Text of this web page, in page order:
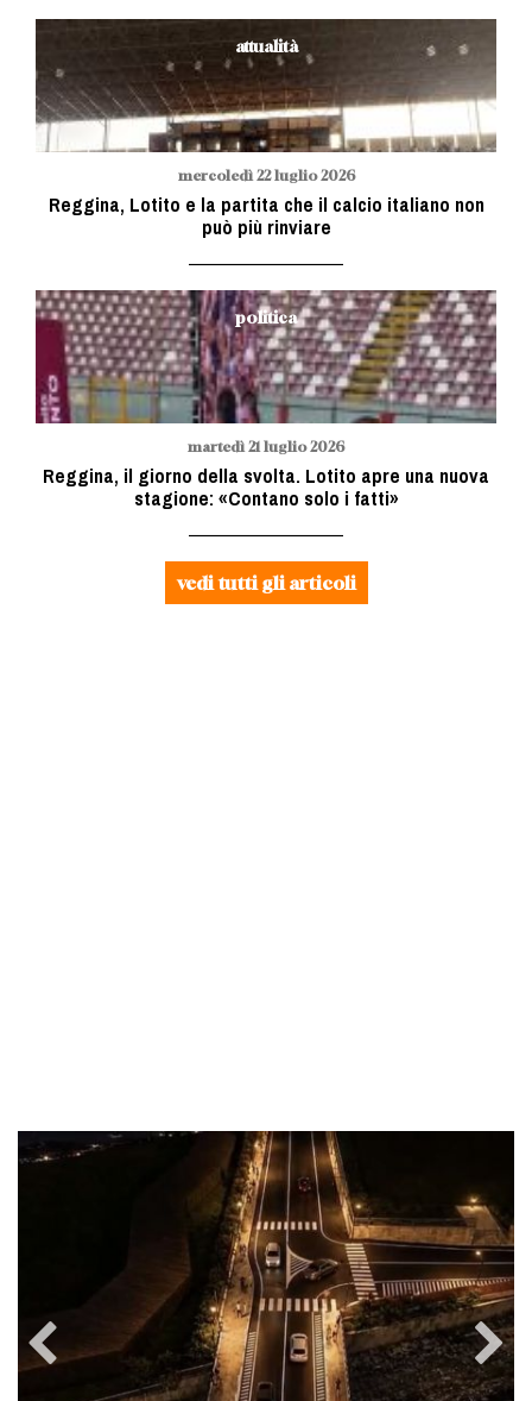
attualità
mercoledì 22 luglio 2026
Reggina, Lotito e la partita che il calcio italiano non
può più rinviare
politica
martedì 21 luglio 2026
Reggina, il giorno della svolta. Lotito apre una nuova
stagione: «Contano solo i fatti»
vedi tutti gli articoli